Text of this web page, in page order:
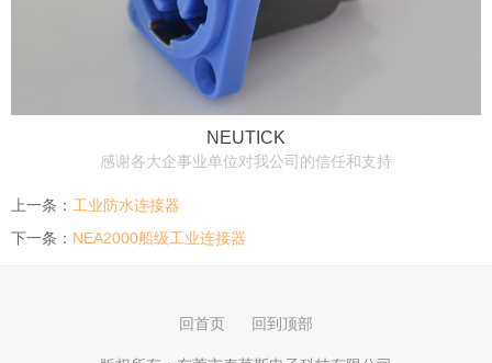
NEUTICK
感谢各大企事业单位对我公司的信任和支持
上一条： 工业防水连接器
下一条： NEA2000船级工业连接器
回首页 回到顶部